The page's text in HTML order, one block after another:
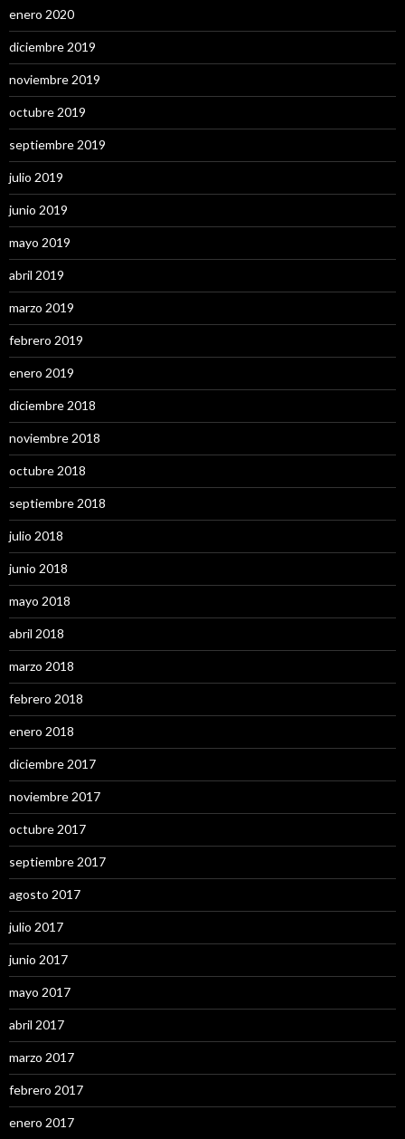
enero 2020
diciembre 2019
noviembre 2019
octubre 2019
septiembre 2019
julio 2019
junio 2019
mayo 2019
abril 2019
marzo 2019
febrero 2019
enero 2019
diciembre 2018
noviembre 2018
octubre 2018
septiembre 2018
julio 2018
junio 2018
mayo 2018
abril 2018
marzo 2018
febrero 2018
enero 2018
diciembre 2017
noviembre 2017
octubre 2017
septiembre 2017
agosto 2017
julio 2017
junio 2017
mayo 2017
abril 2017
marzo 2017
febrero 2017
enero 2017